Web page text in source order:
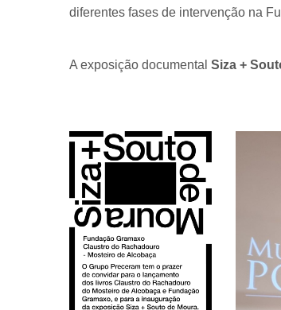
diferentes fases de intervenção na
A exposição documental Siza +